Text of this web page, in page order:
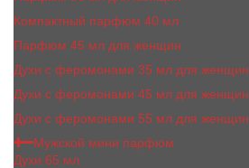
Компактный парфюм 40 мл
Парфюм 45 мл для женщин
Духи с феромонами 35 мл для женщин
Духи с феромонами 45 мл для женщин
Духи с феромонами 55 мл для женщин
Мужской мини парфюм
Духи 65 мл